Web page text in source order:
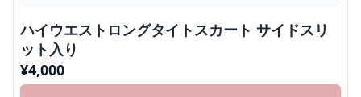
ハイウエストロングタイトスカート サイドスリ
ット入り
¥4,000